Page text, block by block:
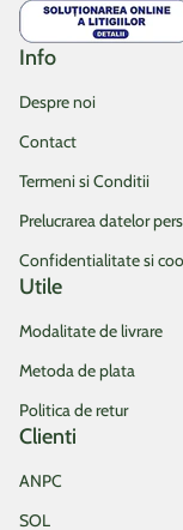
Info
Despre noi
Contact
Termeni si Conditii
Prelucrarea datelor
Confidentialitate si
Utile
Modalitate de livrare
Metoda de plata
Politica de retur
Clienti
ANPC
SOL